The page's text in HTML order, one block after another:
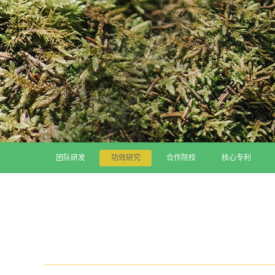
团队研发 功效研究 合作院校 核心专利